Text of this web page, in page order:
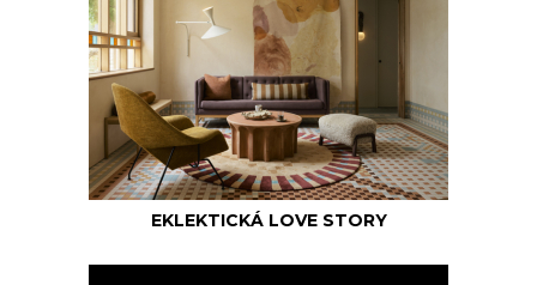
EKLEKTICKÁ LOVE STORY